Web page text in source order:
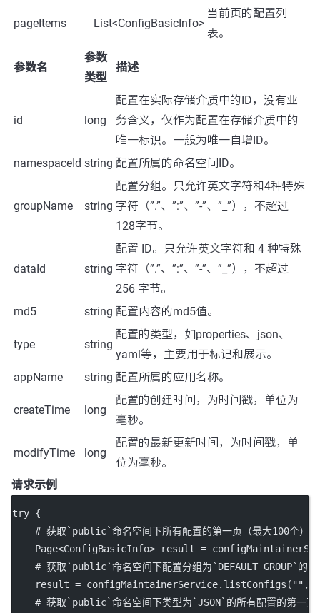
pageItems List<ConfigBasicInfo>
当前页的配置列
表。
参数名
参数
类型
描述
id long
配置在实际存储介质中的ID，没有业
务含义，仅作为配置在存储介质中的
唯一标识。一般为唯一自增ID。
namespaceId string 配置所属的命名空间ID。
groupName string
配置分组。只允许英文字符和4种特殊
字符（”.”、”:”、”-”、”_”），不超过
128字节。
dataId string
配置 ID。只允许英文字符和 4 种特殊
字符（”.”、”:”、”-”、”_”），不超过
256 字节。
md5
string 配置内容的md5值。
type string
配置的类型，如properties、json、
yaml等，主要用于标记和展示。
appName
string 配置所属的应用名称。
createTime long
配置的创建时间，为时间戳，单位为
毫秒。
modifyTime long
配置的最新更新时间，为时间戳，单
位为毫秒。
请求示例
try {
    # 获取`
public`命名空间下所有配置的第一页（最大100个）。
    Page<
ConfigBasicInfo> result =
    # 获取`
public`命名空间下配置分组为`DEFAULT_GROUP`的
    result
= configMaintainerService. listConfigs ( "" ,
    # 获取`
public`命名空间下类型为`JSON`的所有配置的第一页